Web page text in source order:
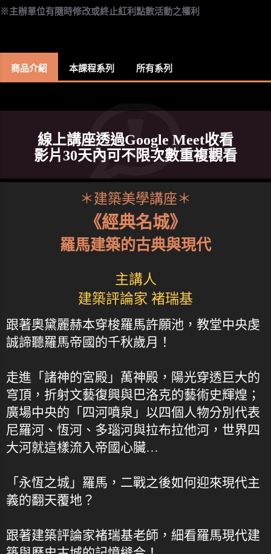
※主辦單位有隨時修改或終止紅利點數活動之權利
商品介紹 本課程系列 所有系列
線上講座透過Google Meet收看
影片30天內可不限次數重複觀看
＊建築美學講座＊
《經典名城》
羅馬建築的古典與現代
主講人
建築評論家 褚瑞基
跟著奧黛麗赫本穿梭羅馬許願池，教堂中央虔
誠諦聽羅馬帝國的千秋歲月！
走進「諸神的宮殿」萬神殿，陽光穿透巨大的
穹頂，折射文藝復興與巴洛克的藝術史輝煌；
廣場中央的「四河噴泉」以四個人物分別代表
尼羅河、恆河、多瑙河與拉布拉他河，世界四
大河就這樣流入帝國心臟…
「永恆之城」羅馬，二戰之後如何迎來現代主
義的翻天覆地？
跟著建築評論家褚瑞基老師，細看羅馬現代建